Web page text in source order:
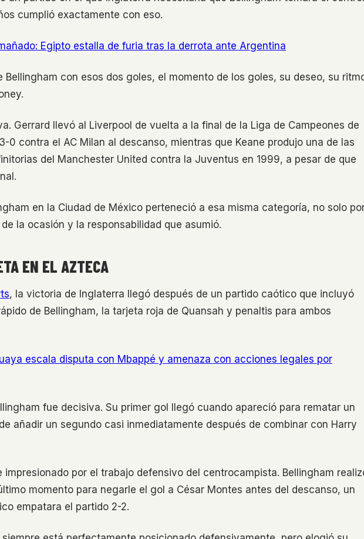
cumplió exactamente con eso.
Egipto estalla de furia tras la derrota ante Argentina
Bellingham con esos dos goles, el momento de los goles, su deseo, su
Gerrard llevó al Liverpool de vuelta a la final de la Liga de Campeones de
0 contra el AC Milan al descanso, mientras que Keane produjo una de las
del Manchester United contra la Juventus en 1999, a pesar de que
en la Ciudad de México perteneció a esa misma categoría, no solo
la ocasión y la responsabilidad que asumió.
EN EL AZTECA
, la victoria de Inglaterra llegó después de un partido caótico que incluyó
de Bellingham, la tarjeta roja de Quansah y penaltis para ambos
escala disputa con Mbappé y amenaza con acciones legales por
fue decisiva. Su primer gol llegó cuando apareció para rematar un
añadir un segundo casi inmediatamente después de combinar con Harry
impresionado por el trabajo defensivo del centrocampista. Bellingham
momento para negarle el gol a César Montes antes del descanso, un
empatara el partido 2-2.